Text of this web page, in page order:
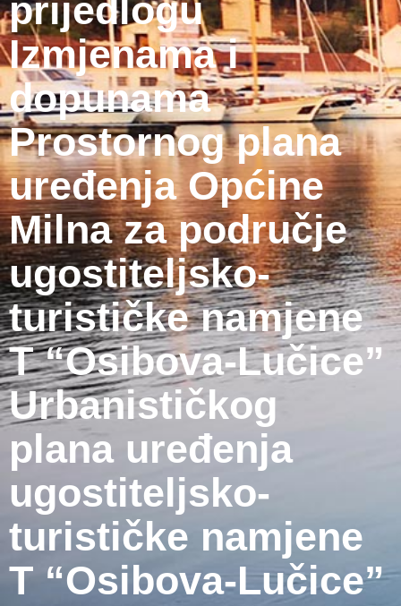
prijedlogu
Izmjenama i
dopunama
Prostornog plana
uređenja Općine
Milna za područje
ugostiteljsko-
turističke namjene
T “Osibova-Lučice”
Urbanističkog
plana uređenja
ugostiteljsko-
turističke namjene
T “Osibova-Lučice”